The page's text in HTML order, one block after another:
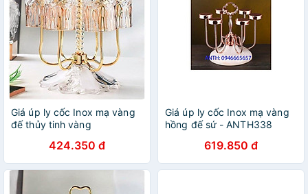
Giá úp ly cốc Inox mạ vàng
đế thủy tinh vàng
424.350 đ
Giá úp ly cốc Inox mạ vàng
hồng đế sứ - ANTH338
619.850 đ